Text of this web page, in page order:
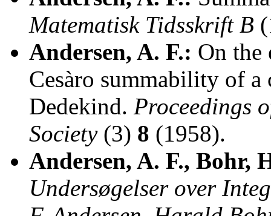
Matematisk Tidsskrift B
Andersen, A. F.: On the
Cesàro summability of a
Dedekind. Proceedings
Society(3) 8 (1958).
Andersen, A. F., Bohr,
Undersøgelser over